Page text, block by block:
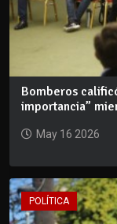
Bomberos
importancia”
May 16 2026
POLÍTICA